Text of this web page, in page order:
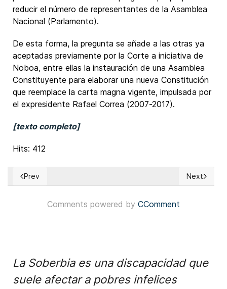
reducir el número de representantes de la Asamblea
Nacional (Parlamento).
De esta forma, la pregunta se añade a las otras ya
aceptadas previamente por la Corte a iniciativa de
Noboa, entre ellas la instauración de una Asamblea
Constituyente para elaborar una nueva Constitución
que reemplace la carta magna vigente, impulsada por
el expresidente Rafael Correa (2007-2017).
[texto completo]
Hits: 412
Previous article: Georgia: Elecciones municipales
Prev Next
Next
Comments powered by CComment
La Soberbia es una discapacidad que
suele afectar a pobres infelices